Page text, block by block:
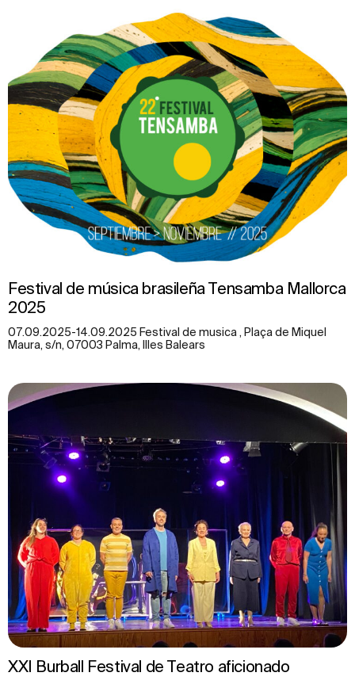
Festival de música brasileña Tensamba Mallorca
2025
07.09.2025-14.09.2025 Festival de musica , Plaça de Miquel
Maura, s/n, 07003 Palma, Illes Balears
XXI Burball Festival de Teatro aficionado